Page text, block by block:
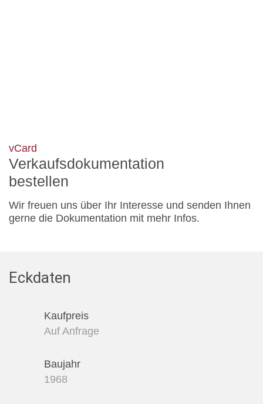
vCard
Verkaufsdokumentation
bestellen
Wir freuen uns über Ihr Interesse und senden Ihnen
gerne die Dokumentation mit mehr Infos.
Eckdaten
Kaufpreis
Auf Anfrage
Baujahr
1968